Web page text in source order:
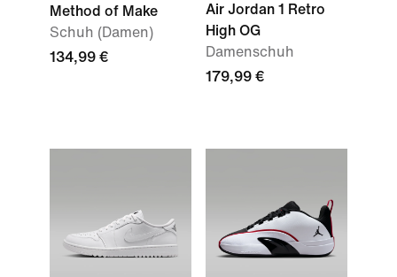
Method of Make
Schuh (Damen)
134,99 €
Air Jordan 1 Retro
High OG
Damenschuh
179,99 €